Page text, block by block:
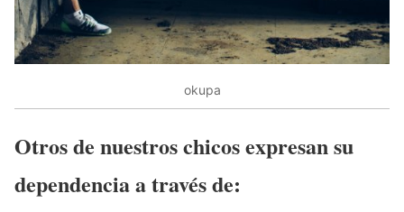
okupa
Otros de nuestros chicos expresan su
dependencia a través de: